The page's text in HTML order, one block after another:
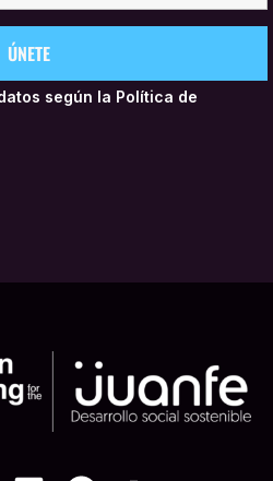
según la Política de